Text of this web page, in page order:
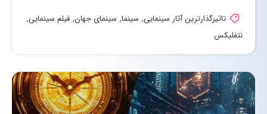
تاثیرگذارترین آثار سینمایی, سینما, سینمای جهان, فیلم سینمایی,
نتفلیکس